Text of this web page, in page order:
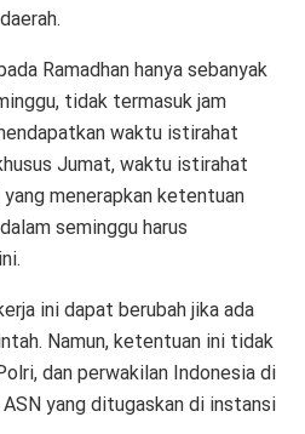
Ramadhan hanya sebanyak
tidak termasuk jam
waktu istirahat
Jumat, waktu istirahat
menerapkan ketentuan
seminggu harus
ini dapat berubah jika ada
Namun, ketentuan ini tidak
dan perwakilan Indonesia di
yang ditugaskan di instansi